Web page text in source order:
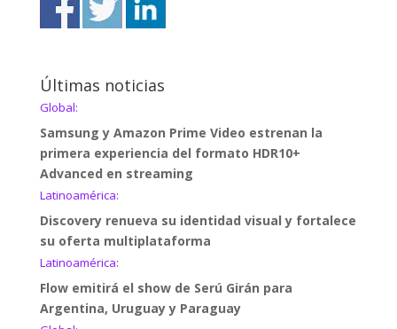
Últimas noticias
Global:
Samsung y Amazon Prime Video estrenan la
primera experiencia del formato HDR10+
Advanced en streaming
Latinoamérica:
Discovery renueva su identidad visual y fortalece
su oferta multiplataforma
Latinoamérica:
Flow emitirá el show de Serú Girán para
Argentina, Uruguay y Paraguay